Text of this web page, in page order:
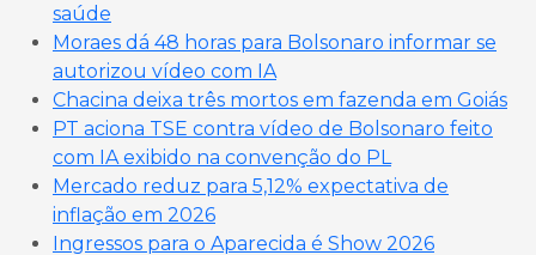
saúde
Moraes dá 48 horas para Bolsonaro informar se
autorizou vídeo com IA
Chacina deixa três mortos em fazenda em Goiás
PT aciona TSE contra vídeo de Bolsonaro feito
com IA exibido na convenção do PL
Mercado reduz para 5,12% expectativa de
inflação em 2026
Ingressos para o Aparecida é Show 2026